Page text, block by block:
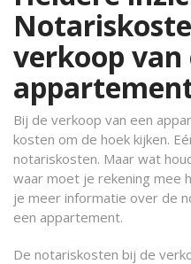
verkoop van
Bij de verkoop van een
kosten om de hoek kijken.
notariskosten. Maar wat
waar moet je rekening mee
je meer informatie over de
een appartement.
De notariskosten bij de